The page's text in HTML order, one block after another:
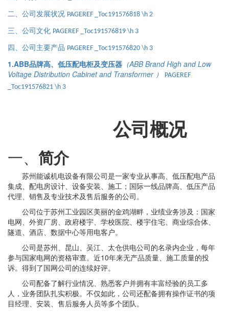
二、公司发展状况 PAGEREF _Toc191576818 \h 2
三、公司文化 PAGEREF _Toc191576819 \h 3
四、公司主要产品 PAGEREF _Toc191576820 \h 3
1.ABB品牌高、低压配电柜及变压器 （ABB Brand High and Low
Voltage Distribution Cabinet and Transformer ）
PAGEREF
_Toc191576821 \h 3
公司概况
一、 简介
苏州能诚机电设备有限公司是一家专业从事高、低压配电产品
集成、配电房设计、设备安装、施工；国际一线品牌高、低压产品
代理、销售及专业技术及售后服务的公司。
公司位于苏州工业园区美丽的金鸡湖畔，业绩业务涉及：国家
电网、外资厂房、政府楼宇、学校医院、楼宇住宅、商业综合体、
隧道、酒店、数据中心等用电客户。
公司是苏州、昆山、吴江、太仓供电公司的名录内企业，每年
参与国家电网的资格审查。近10年来无产品质量、施工质量的投
诉。得到了国网公司的连续好评。
公司配备了解行业情况、熟悉客户并拥有丰富经验的员工多
人，业务团队扎实积极。不仅如此，公司还配备拥有操作证书的项
目经理、安装、售后服务人员等多个团队。